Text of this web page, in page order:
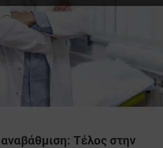
Τέλος στην